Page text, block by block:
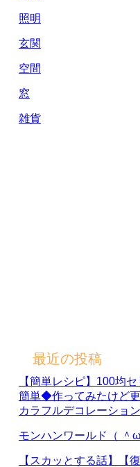
照明
玄関
空間
窓
雑貨
最近の投稿
【簡単レシピ】100均
簡単◆作ってみたけど
カラフルデコレーショ
モンハンワールド（ ＾
【スカッとする話】【